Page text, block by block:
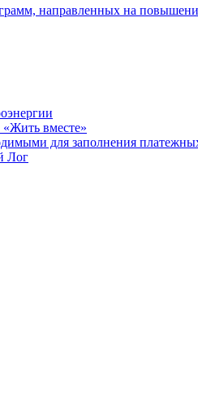
направленных на
«Жить вместе»
для заполнения
Лог